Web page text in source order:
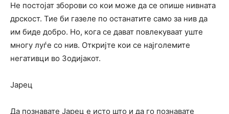
Не постојат зборови со кои може да се опише нивната
дрскост. Тие би газеле по останатите само за нив да
им биде добро. Но, кога се дават повлекуваат уште
многу луѓе со нив. Откријте кои се најголемите
негативци во Зодијакот.
Јарец
Да познавате Јарец е исто што и да го познавате